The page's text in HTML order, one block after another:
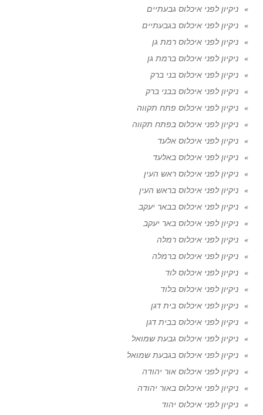
ניקיון לפני איכלוס גבעתיים
ניקיון לפני איכלוס בגבעתיים
ניקיון לפני איכלוס רמת גן
ניקיון לפני איכלוס ברמת גן
ניקיון לפני איכלוס בני ברק
ניקיון לפני איכלוס בבני ברק
ניקיון לפני איכלוס פתח תקווה
ניקיון לפני איכלוס בפתח תקווה
ניקיון לפני איכלוס אלעד
ניקיון לפני איכלוס באלעד
ניקיון לפני איכלוס ראש העין
ניקיון לפני איכלוס בראש העין
ניקיון לפני איכלוס בבאר יעקב
ניקיון לפני איכלוס באר יעקב
ניקיון לפני איכלוס רמלה
ניקיון לפני איכלוס ברמלה
ניקיון לפני איכלוס לוד
ניקיון לפני איכלוס בלוד
ניקיון לפני איכלוס בית דגן
ניקיון לפני איכלוס בבית דגן
ניקיון לפני איכלוס גבעת שמואל
ניקיון לפני איכלוס בגבעת שמואל
ניקיון לפני איכלוס אור יהודה
ניקיון לפני איכלוס באור יהודה
ניקיון לפני איכלוס יהוד